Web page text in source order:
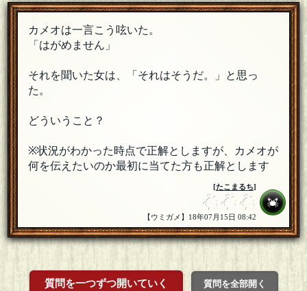
カメオは一言こう呟いた。
「はがめません」
それを聞いた女は、「それはそうだ。」と思っ
た。
どういうこと？
※状況がわかった時点で正解としますが、カメオが
何を伝えたいのか最初に当てた方も正解とします
[たこまるち]
【ウミガメ】18年07月15日 08:42
質問を一つずつ開いていく 質問を全部開く